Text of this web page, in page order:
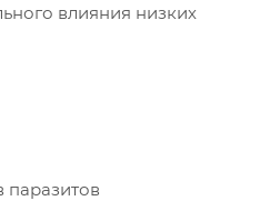
влияния низких
паразитов